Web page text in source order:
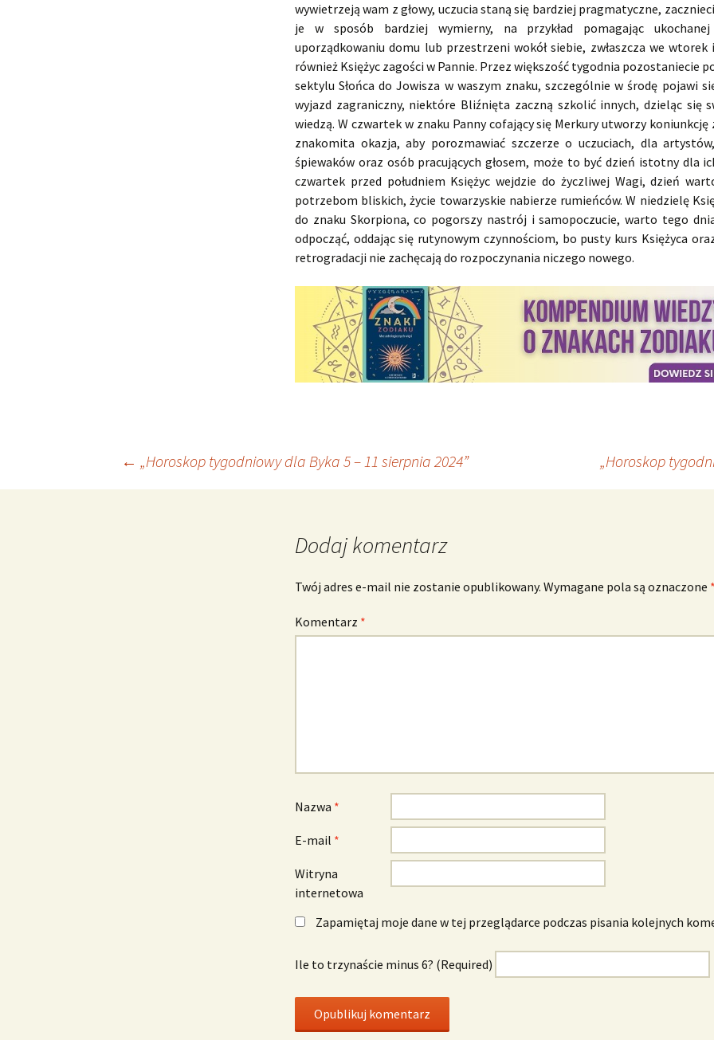
wywietrzeją wam z głowy, uczucia staną się bardziej pragmatyczne,
je w sposób bardziej wymierny, na przykład pomagając
uporządkowaniu domu lub przestrzeni wokół siebie, zwłaszcza we wtorek
również Księżyc zagości w Pannie. Przez większość tygodnia pozostaniecie
sektylu Słońca do Jowisza w waszym znaku, szczególnie w środę pojawi
wyjazd zagraniczny, niektóre Bliźnięta zaczną szkolić innych, dzieląc się
wiedzą. W czwartek w znaku Panny cofający się Merkury utworzy koniunkcję
znakomita okazja, aby porozmawiać szczerze o uczuciach, dla artystów,
śpiewaków oraz osób pracujących głosem, może to być dzień istotny dla
czwartek przed południem Księżyc wejdzie do życzliwej Wagi, dzień
potrzebom bliskich, życie towarzyskie nabierze rumieńców. W niedzielę
do znaku Skorpiona, co pogorszy nastrój i samopoczucie, warto tego
odpocząć, oddając się rutynowym czynnościom, bo pusty kurs Księżyca
retrogradacji nie zachęcają do rozpoczynania niczego nowego.
Nawigacja
← „Horoskop tygodniowy dla Byka 5 – 11 sierpnia 2024” „Horoskop
Dodaj komentarz
Twój adres e-mail nie zostanie opublikowany. Wymagane pola są oznaczone
Komentarz *
Nazwa *
E-mail *
Witryna
internetowa
Zapamiętaj moje dane w tej przeglądarce podczas pisania kolejnych
Ile to trzynaście minus 6? (Required)